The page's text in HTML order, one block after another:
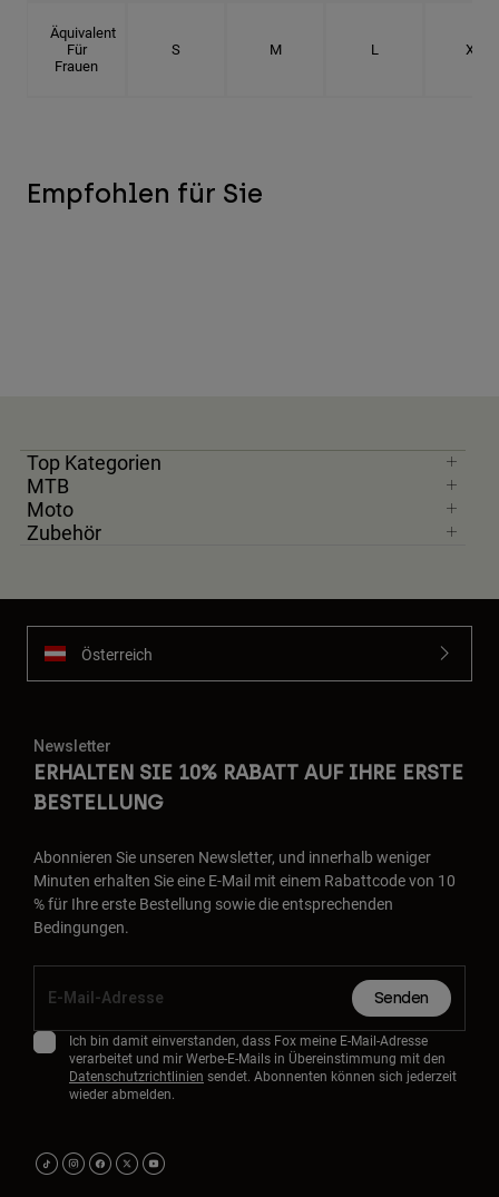
Äquivalent
Für
Frauen
S M L XL
Empfohlen für Sie
Top Kategorien
MTB
Moto
Zubehör
Österreich
Newsletter
ERHALTEN SIE 10% RABATT AUF IHRE ERSTE
BESTELLUNG
Abonnieren Sie unseren Newsletter, und innerhalb weniger
Minuten erhalten Sie eine E-Mail mit einem Rabattcode von 10
% für Ihre erste Bestellung sowie die entsprechenden
Bedingungen.
Senden
Ich bin damit einverstanden, dass Fox meine E-Mail-Adresse
verarbeitet und mir Werbe-E-Mails in Übereinstimmung mit den
Datenschutzrichtlinien sendet. Abonnenten können sich jederzeit
wieder abmelden.